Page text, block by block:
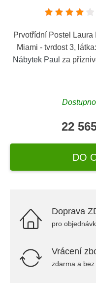
Prvotřídní Postel Laura
Miami - tvrdost 3,
Nábytek Paul za
22
DO
Doprava
pro
Vrácení
zdarma a bez